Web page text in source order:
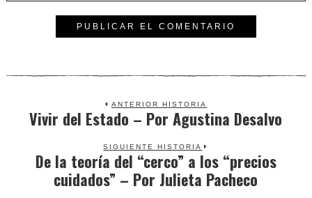
ANTERIOR HISTORIA
Previous
Vivir del Estado – Por Agustina Desalvo
SIGUIENTE HISTORIA
Next
post:
De la teoría del “cerco” a los “precios
cuidados” – Por Julieta Pacheco